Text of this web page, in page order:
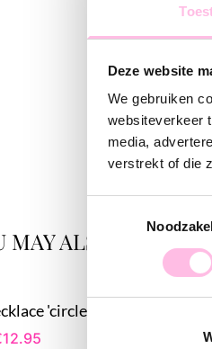
Deze website
We gebruiken
websiteverkeer
media,
verstrekt of die
MAY ALSO LOVE...
'circles'